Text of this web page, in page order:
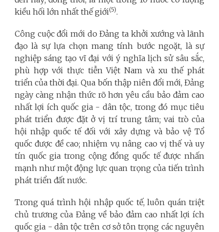
kiều hối lớn nhất thế giới(5).
Công cuộc đổi mới do Đảng ta khởi xướng và lãnh
đạo là sự lựa chọn mang tính bước ngoặt, là sự
nghiệp sáng tạo vĩ đại với ý nghĩa lịch sử sâu sắc,
phù hợp với thực tiễn Việt Nam và xu thế phát
triển của thời đại. Qua bốn thập niên đổi mới, Đảng
ngày càng nhận thức rõ hơn yêu cầu bảo đảm cao
nhất lợi ích quốc gia - dân tộc, trong đó mục tiêu
phát triển được đặt ở vị trí trung tâm; vai trò của
hội nhập quốc tế đối với xây dựng và bảo vệ Tổ
quốc được đề cao; nhiệm vụ nâng cao vị thế và uy
tín quốc gia trong cộng đồng quốc tế được nhấn
mạnh như một động lực quan trọng của tiến trình
phát triển đất nước.
Trong quá trình hội nhập quốc tế, luôn quán triệt
chủ trương của Đảng về bảo đảm cao nhất lợi ích
quốc gia - dân tộc trên cơ sở tôn trọng các nguyên